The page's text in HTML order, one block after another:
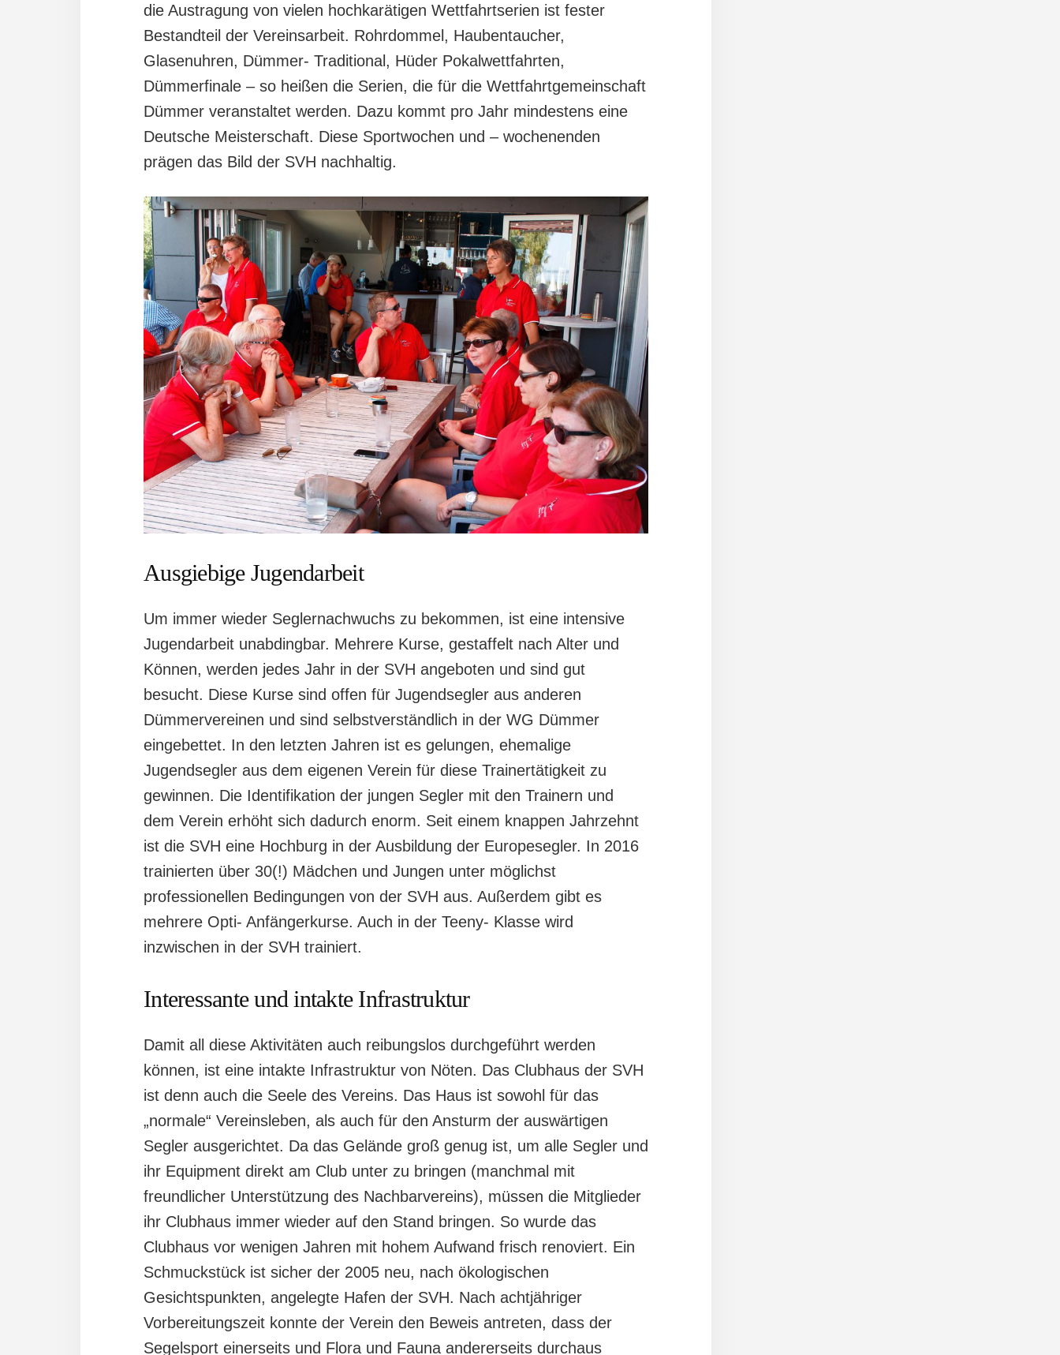
die Austragung von vielen hochkarätigen Wettfahrtserien ist fester
Bestandteil der Vereinsarbeit. Rohrdommel, Haubentaucher,
Glasenuhren, Dümmer- Traditional, Hüder Pokalwettfahrten,
Dümmerfinale – so heißen die Serien, die für die Wettfahrtgemeinschaft
Dümmer veranstaltet werden. Dazu kommt pro Jahr mindestens eine
Deutsche Meisterschaft. Diese Sportwochen und – wochenenden
prägen das Bild der SVH nachhaltig.
Ausgiebige Jugendarbeit
Um immer wieder Seglernachwuchs zu bekommen, ist eine intensive
Jugendarbeit unabdingbar. Mehrere Kurse, gestaffelt nach Alter und
Können, werden jedes Jahr in der SVH angeboten und sind gut
besucht. Diese Kurse sind offen für Jugendsegler aus anderen
Dümmervereinen und sind selbstverständlich in der WG Dümmer
eingebettet. In den letzten Jahren ist es gelungen, ehemalige
Jugendsegler aus dem eigenen Verein für diese Trainertätigkeit zu
gewinnen. Die Identifikation der jungen Segler mit den Trainern und
dem Verein erhöht sich dadurch enorm. Seit einem knappen Jahrzehnt
ist die SVH eine Hochburg in der Ausbildung der Europesegler. In 2016
trainierten über 30(!) Mädchen und Jungen unter möglichst
professionellen Bedingungen von der SVH aus. Außerdem gibt es
mehrere Opti- Anfängerkurse. Auch in der Teeny- Klasse wird
inzwischen in der SVH trainiert.
Interessante und intakte Infrastruktur
Damit all diese Aktivitäten auch reibungslos durchgeführt werden
können, ist eine intakte Infrastruktur von Nöten. Das Clubhaus der SVH
ist denn auch die Seele des Vereins. Das Haus ist sowohl für das
„normale“ Vereinsleben, als auch für den Ansturm der auswärtigen
Segler ausgerichtet. Da das Gelände groß genug ist, um alle Segler und
ihr Equipment direkt am Club unter zu bringen (manchmal mit
freundlicher Unterstützung des Nachbarvereins), müssen die Mitglieder
ihr Clubhaus immer wieder auf den Stand bringen. So wurde das
Clubhaus vor wenigen Jahren mit hohem Aufwand frisch renoviert. Ein
Schmuckstück ist sicher der 2005 neu, nach ökologischen
Gesichtspunkten, angelegte Hafen der SVH. Nach achtjähriger
Vorbereitungszeit konnte der Verein den Beweis antreten, dass der
Segelsport einerseits und Flora und Fauna andererseits durchaus